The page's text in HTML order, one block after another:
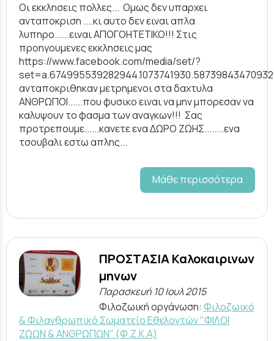
Οι εκκλησεις πολλες... Ομως δεν υπαρχει
ανταποκριση ....κι αυτο δεν ειναι απλα
λυπηρο......ειναι ΑΠΟΓΟΗΤΕΤΙΚΟ!!! Στις
προηγουμενες εκκλησεις μας
https://www.facebook.com/media/set/?
ανταποκριθηκαν μετρημενοι στα δαχτυλα
ΑΝΘΡΩΠΟΙ......που φυσικο ειναι να μην μπορεσαν να
καλυψουν το φασμα των αναγκων!!! Σας
προτρεπουμε......κανετε ενα ΔΩΡΟ ΖΩΗΣ........ενα
τσουβαλι εστω απλης...
Μάθε περισσότερα
ΠΡΟΣΤΑΣΙΑ Καλοκαιρινων
μηνων
Παρασκευή 10 Ιουλ 2015
Φιλοζωική οργάνωση: Φιλοζωικό
& Φιλανθρωπικό Σωματείο Εθελοντών "ΦΙΛΟΙ
ΖΩΩΝ & ΑΝΘΡΩΠΩΝ" (Φ.Ζ.Κ.Α)